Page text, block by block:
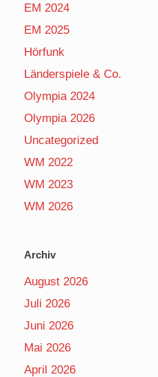
EM 2024
EM 2025
Hörfunk
Länderspiele & Co.
Olympia 2024
Olympia 2026
Uncategorized
WM 2022
WM 2023
WM 2026
Archiv
August 2026
Juli 2026
Juni 2026
Mai 2026
April 2026